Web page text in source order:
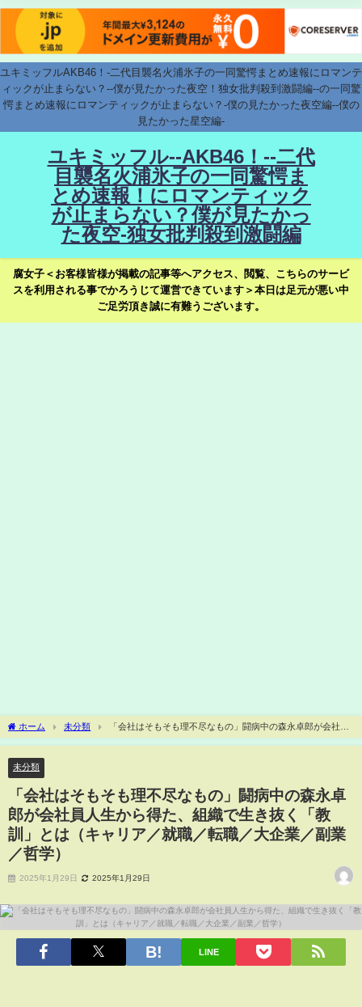
ユキミッフルAKB46！-二代目襲名火浦氷子の一同驚愕まとめ速報にロマンテ
ィックが止まらない？--僕が見たかった夜空！独女批判殺到激闘編--の一同驚
愕まとめ速報にロマンティックが止まらない？-僕の見たかった夜空編--僕の
見たかった星空編-
ユキミッフル--AKB46！--二代
目襲名火浦氷子の一同驚愕ま
とめ速報！にロマンティック
が止まらない？僕が見たかっ
た夜空-独女批判殺到激闘編
腐女子＜お客様皆様が掲載の記事等へアクセス、閲覧、こちらのサービ
スを利用される事でかろうじて運営できています＞本日は足元が悪い中
ご足労頂き誠に有難うございます。
ホーム 未分類
「会社はそもそも理不尽なもの」闘病中の森永卓郎が会社員
人生から得た、組織で生き抜く「教訓」とは（キャリア／就職／転職／大企業／副業
未分類
「会社はそもそも理不尽なもの」闘病中の森永卓
郎が会社員人生から得た、組織で生き抜く「教
訓」とは（キャリア／就職／転職／大企業／副業
／哲学）
2025年1月29日 2025年1月29日
LINE